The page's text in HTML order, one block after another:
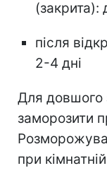
(закрита):
після
2-4 дні
Для довшого
заморозити
при